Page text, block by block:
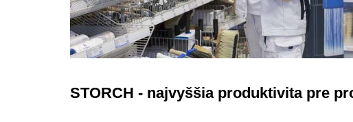
STORCH - najvyššia produktivita pre